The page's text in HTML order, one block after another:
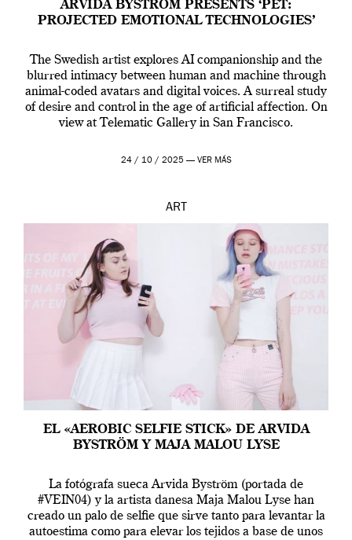
ARVIDA BYSTRÖM PRESENTS ‘PET:
PROJECTED EMOTIONAL TECHNOLOGIES’
The Swedish artist explores AI companionship and the
blurred intimacy between human and machine through
animal-coded avatars and digital voices. A surreal study
of desire and control in the age of artificial affection. On
view at Telematic Gallery in San Francisco.
24 / 10 / 2025 — VER MÁS
ART
EL «AEROBIC SELFIE STICK» DE ARVIDA
BYSTRÖM Y MAJA MALOU LYSE
La fotógrafa sueca Arvida Byström (portada de
#VEIN04) y la artista danesa Maja Malou Lyse han
creado un palo de selfie que sirve tanto para levantar la
autoestima como para elevar los tejidos a base de unos